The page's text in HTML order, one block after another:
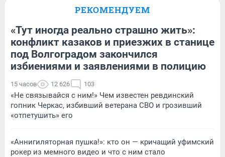
РЕКОМЕНДУЕМ
«Тут иногда реально страшно жить»:
конфликт казаков и приезжих в станице
под Волгоградом закончился
избиениями и заявлениями в полицию
15 часов 12 626 103
«Не связывайся с ним!» Чем известен ревдинский
гопник Черкас, избивший ветерана СВО и грозивший
«отпетушить» его
«Аннигиляторная пушка!»: кто он — кричащий уфимский
рокер из мемного видео и что с ним стало